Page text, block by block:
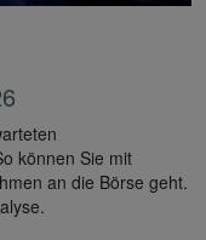
können Sie mit
an die Börse geht.